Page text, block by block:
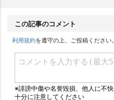
この記事のコメント
利用規約を遵守の上、ご投稿ください。